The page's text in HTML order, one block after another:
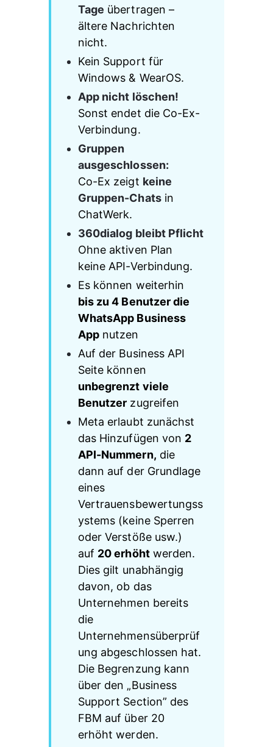
Tage übertragen –
ältere Nachrichten
nicht.
Kein Support für
Windows & WearOS.
App nicht löschen!
Sonst endet die Co-Ex-
Verbindung.
Gruppen
ausgeschlossen:
Co-Ex zeigt keine
Gruppen-Chats in
ChatWerk.
360dialog bleibt Pflicht
Ohne aktiven Plan
keine API-Verbindung.
Es können weiterhin
bis zu 4 Benutzer die
WhatsApp Business
App nutzen
Auf der Business API
Seite können
unbegrenzt viele
Benutzer zugreifen
Meta erlaubt zunächst
das Hinzufügen von 2
API-Nummern, die
dann auf der Grundlage
eines
Vertrauensbewertungss
ystems (keine Sperren
oder Verstöße usw.)
auf 20 erhöht werden.
Dies gilt unabhängig
davon, ob das
Unternehmen bereits
die
Unternehmensüberprüf
ung abgeschlossen hat.
Die Begrenzung kann
über den „Business
Support Section” des
FBM auf über 20
erhöht werden.